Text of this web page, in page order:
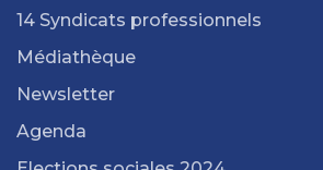
14 Syndicats professionnels
Médiathèque
Newsletter
Agenda